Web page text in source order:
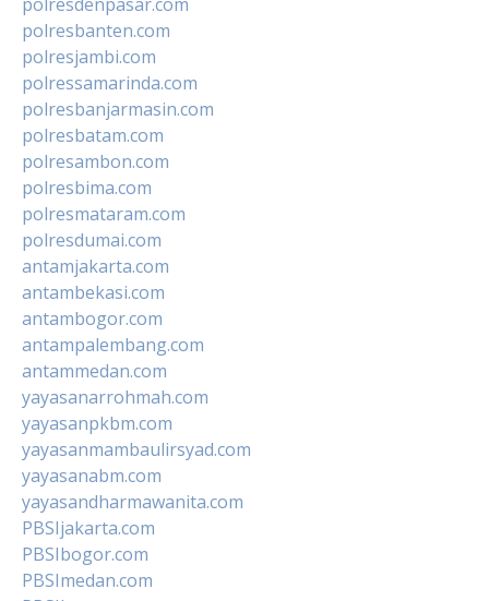
polresbanten.com
polresjambi.com
polressamarinda.com
polresbanjarmasin.com
polresbatam.com
polresambon.com
polresbima.com
polresmataram.com
polresdumai.com
antamjakarta.com
antambekasi.com
antambogor.com
antampalembang.com
antammedan.com
yayasanarrohmah.com
yayasanpkbm.com
yayasanmambaulirsyad.com
yayasanabm.com
yayasandharmawanita.com
PBSIjakarta.com
PBSIbogor.com
PBSImedan.com